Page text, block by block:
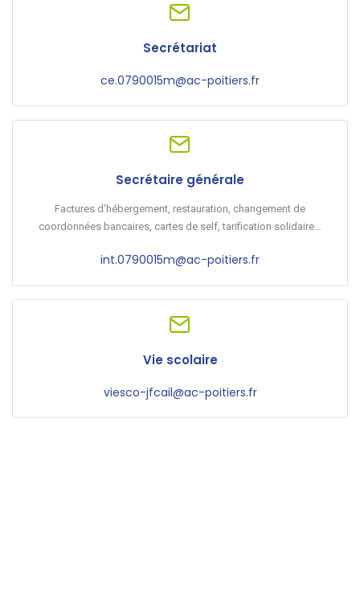
Secrétariat
ce.0790015m@ac-poitiers.fr
Secrétaire générale
Factures d'hébergement, restauration, changement de
coordonnées bancaires, cartes de self, tarification solidaire…
int.0790015m@ac-poitiers.fr
Vie scolaire
viesco-jfcail@ac-poitiers.fr